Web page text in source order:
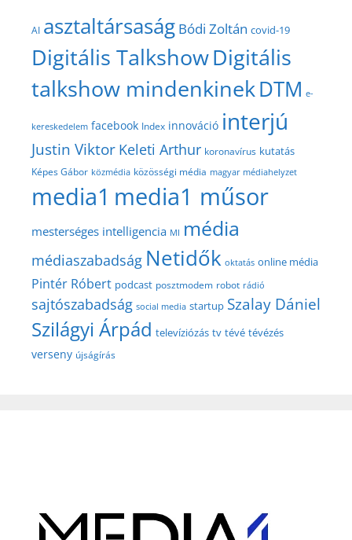
AI asztaltársaság Bódi Zoltán covid-19
Digitális TalkshowDigitális
talkshow mindenkinekDTM e-
kereskedelem facebook Index innováció interjú
Justin Viktor Keleti Arthur koronavírus kutatás
Képes Gábor közmédia közösségi média magyar médiahelyzet
media1 media1 műsor
mesterséges intelligencia MI média
médiaszabadság Netidők oktatás online média
Pintér Róbert podcast posztmodem robot rádió
sajtószabadság social media startup Szalay Dániel
Szilágyi Árpád televíziózás tv tévé tévézés
verseny újságírás